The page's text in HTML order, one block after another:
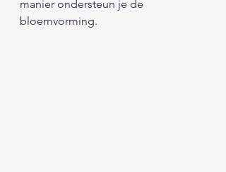
manier ondersteun je de
bloemvorming.